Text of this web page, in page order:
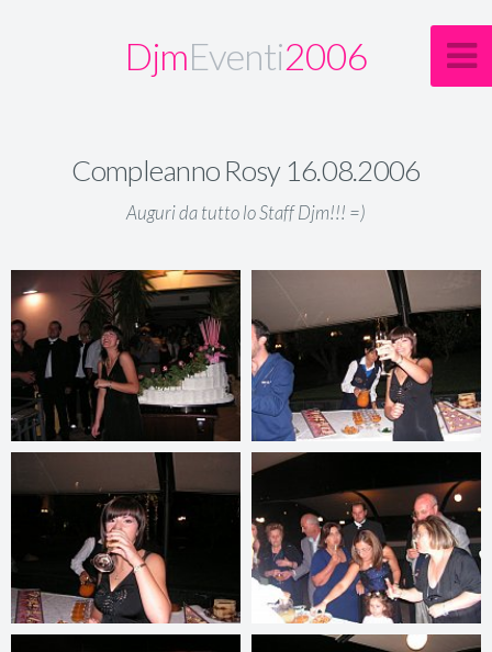
DjmEventi2006
Compleanno Rosy 16.08.2006
Auguri da tutto lo Staff Djm!!! =)